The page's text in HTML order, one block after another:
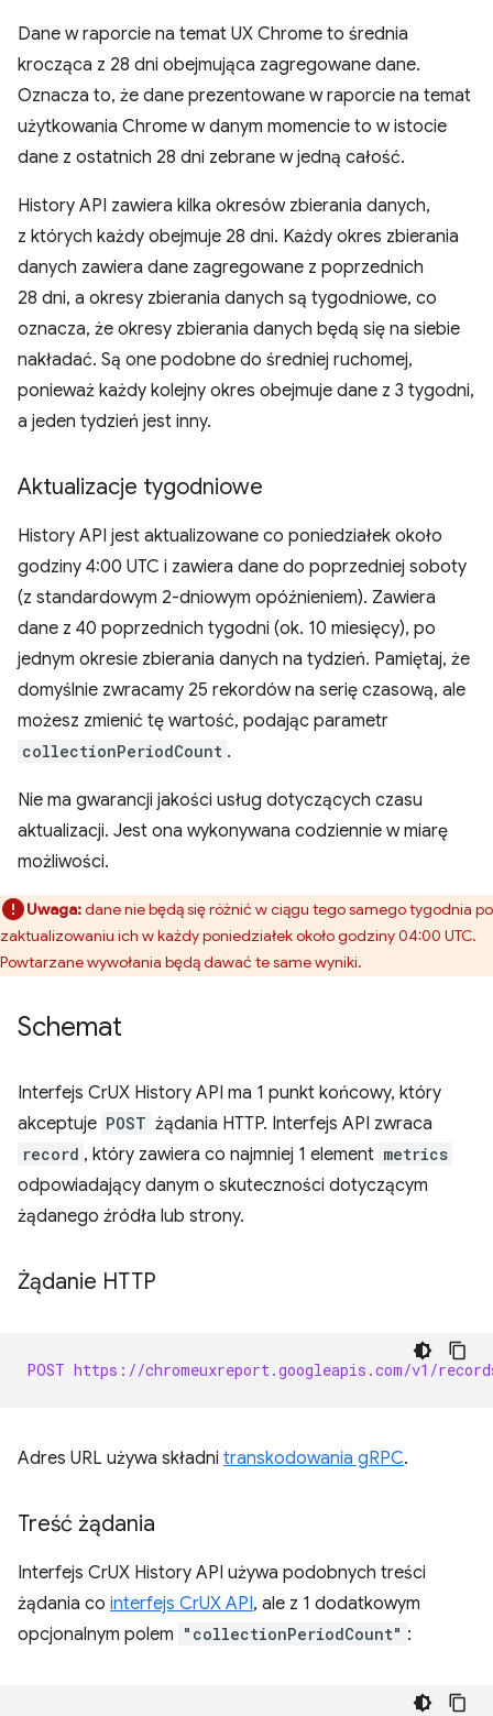
Dane w raporcie na temat UX Chrome to średnia
krocząca z 28 dni obejmująca zagregowane dane.
Oznacza to, że dane prezentowane w raporcie na temat
użytkowania Chrome w danym momencie to w istocie
dane z ostatnich 28 dni zebrane w jedną całość.
History API zawiera kilka okresów zbierania danych,
z których każdy obejmuje 28 dni. Każdy okres zbierania
danych zawiera dane zagregowane z poprzednich
28 dni, a okresy zbierania danych są tygodniowe, co
oznacza, że okresy zbierania danych będą się na siebie
nakładać. Są one podobne do średniej ruchomej,
ponieważ każdy kolejny okres obejmuje dane z 3 tygodni,
a jeden tydzień jest inny.
Aktualizacje tygodniowe
History API jest aktualizowane co poniedziałek około
godziny 4:00 UTC i zawiera dane do poprzedniej soboty
(z standardowym 2-dniowym opóźnieniem). Zawiera
dane z 40 poprzednich tygodni (ok. 10 miesięcy), po
jednym okresie zbierania danych na tydzień. Pamiętaj, że
domyślnie zwracamy 25 rekordów na serię czasową, ale
możesz zmienić tę wartość, podając parametr
collectionPeriodCount .
Nie ma gwarancji jakości usług dotyczących czasu
aktualizacji. Jest ona wykonywana codziennie w miarę
możliwości.
Uwaga:dane nie będą się różnić w ciągu tego samego tygodnia po
zaktualizowaniu ich w każdy poniedziałek około godziny 04:00 UTC.
Powtarzane wywołania będą dawać te same wyniki.
Schemat
Interfejs CrUX History API ma 1 punkt końcowy, który
akceptuje POST żądania HTTP. Interfejs API zwraca
record , który zawiera co najmniej 1 element metrics
odpowiadający danym o skuteczności dotyczącym
żądanego źródła lub strony.
Żądanie HTTP
POST https://chromeuxreport.googleapis.com/v1/
Adres URL używa składni transkodowania gRPC.
Treść żądania
Interfejs CrUX History API używa podobnych treści
żądania co interfejs CrUX API, ale z 1 dodatkowym
opcjonalnym polem "collectionPeriodCount" :